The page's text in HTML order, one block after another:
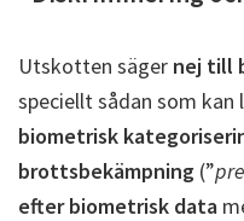
Utskotten säger nej till
speciellt sådan som kan
biometrisk
brottsbekämpning (”
efter biometrisk data